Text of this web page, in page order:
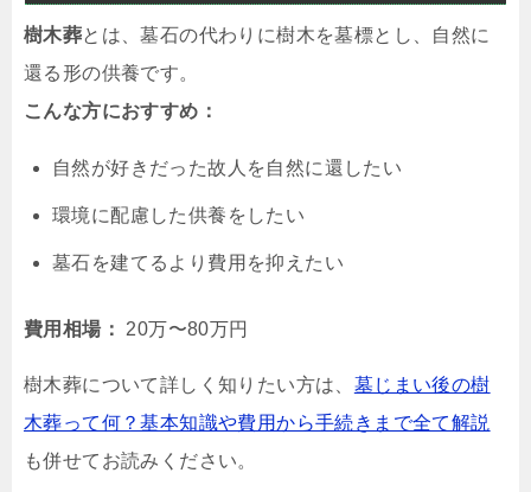
樹木葬とは、墓石の代わりに樹木を墓標とし、自然に
還る形の供養です。
こんな方におすすめ：
自然が好きだった故人を自然に還したい
環境に配慮した供養をしたい
墓石を建てるより費用を抑えたい
費用相場： 20万〜80万円
樹木葬について詳しく知りたい方は、 墓じまい後の樹
木葬って何？基本知識や費用から手続きまで全て解説
も併せてお読みください。